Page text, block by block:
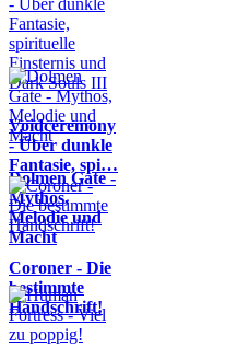
Voidceremony
- Über dunkle
Fantasie, spi…
Dolmen Gate -
Mythos,
Melodie und
Macht
Coroner - Die
bestimmte
Handschrift!